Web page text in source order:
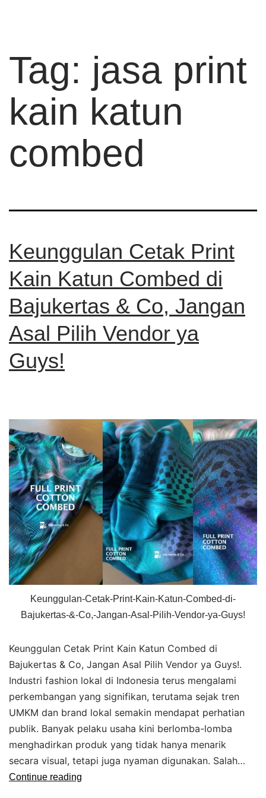
Tag: jasa print
kain katun
combed
Keunggulan Cetak Print
Kain Katun Combed di
Bajukertas & Co, Jangan
Asal Pilih Vendor ya
Guys!
Keunggulan-Cetak-Print-Kain-Katun-Combed-di-
Bajukertas-&-Co,-Jangan-Asal-Pilih-Vendor-ya-Guys!
Keunggulan Cetak Print Kain Katun Combed di
Bajukertas & Co, Jangan Asal Pilih Vendor ya Guys!.
Industri fashion lokal di Indonesia terus mengalami
perkembangan yang signifikan, terutama sejak tren
UMKM dan brand lokal semakin mendapat perhatian
publik. Banyak pelaku usaha kini berlomba-lomba
menghadirkan produk yang tidak hanya menarik
secara visual, tetapi juga nyaman digunakan. Salah…
Continue reading